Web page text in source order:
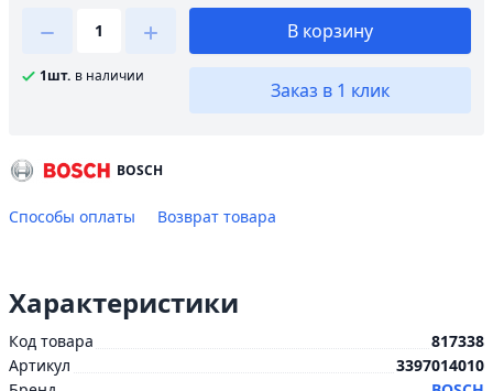
1шт. в наличии
В корзину
Заказ в 1 клик
BOSCH
Способы оплаты Возврат товара
Характеристики
Код товара
817338
Артикул
3397014010